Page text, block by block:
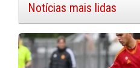
Notícias mais lidas